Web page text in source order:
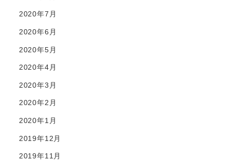
2020年7月
2020年6月
2020年5月
2020年4月
2020年3月
2020年2月
2020年1月
2019年12月
2019年11月